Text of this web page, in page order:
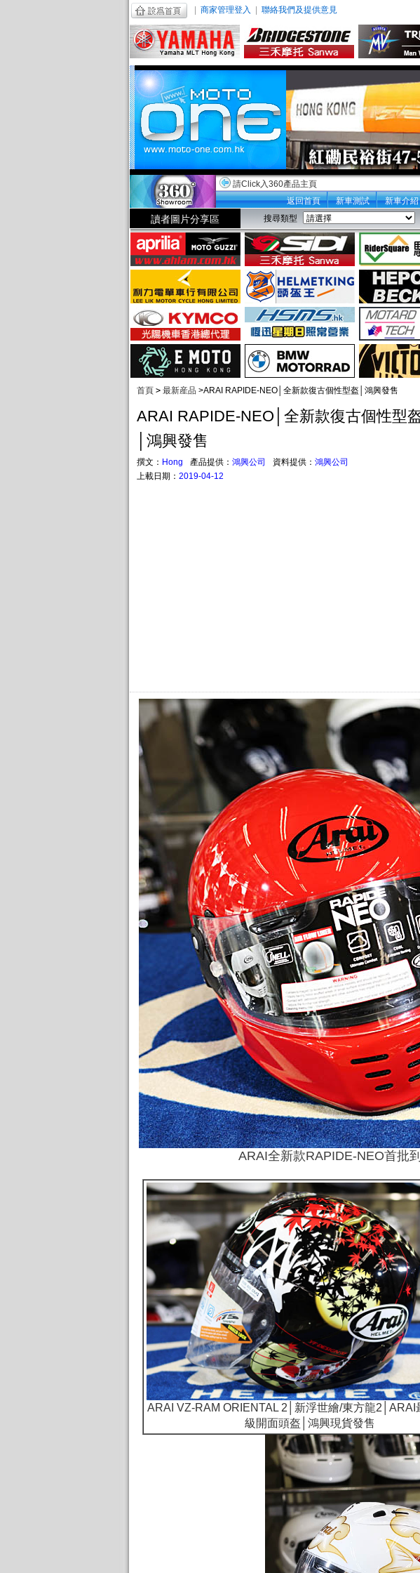
商家管理登入 聯絡我們及提供意見
請Click入360產品主頁
返回首頁
新車測試 新車介紹
讀者圖片分享區 搜尋類型
首頁 > 最新産品 >ARAI RAPIDE-NEO│全新款復古個性型盔│鴻興發售
ARAI RAPIDE-NEO│全新款復古個性型
│鴻興發售
撰文： Hong 產品提供： 鴻興公司 資料提供： 鴻興公司
上載日期： 2019-04-12
ARAI全新款RAPIDE-NEO首批
ARAI VZ-RAM ORIENTAL 2│新浮世繪/東方龍2│ARAI
級開面頭盔│鴻興現貨發售